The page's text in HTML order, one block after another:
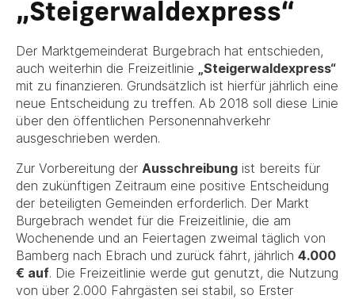
„Steigerwaldexpress“
Der Marktgemeinderat Burgebrach hat entschieden,
auch weiterhin die Freizeitlinie „Steigerwaldexpress“
mit zu finanzieren. Grundsätzlich ist hierfür jährlich eine
neue Entscheidung zu treffen. Ab 2018 soll diese Linie
über den öffentlichen Personennahverkehr
ausgeschrieben werden.
Zur Vorbereitung der Ausschreibung ist bereits für
den zukünftigen Zeitraum eine positive Entscheidung
der beteiligten Gemeinden erforderlich. Der Markt
Burgebrach wendet für die Freizeitlinie, die am
Wochenende und an Feiertagen zweimal täglich von
Bamberg nach Ebrach und zurück fährt, jährlich 4.000
€ auf. Die Freizeitlinie werde gut genutzt, die Nutzung
von über 2.000 Fahrgästen sei stabil, so Erster